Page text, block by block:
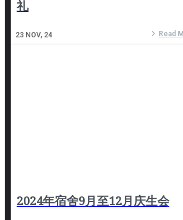
礼
23 NOV, 24 Read
2024年宿舍9月至12月庆生会